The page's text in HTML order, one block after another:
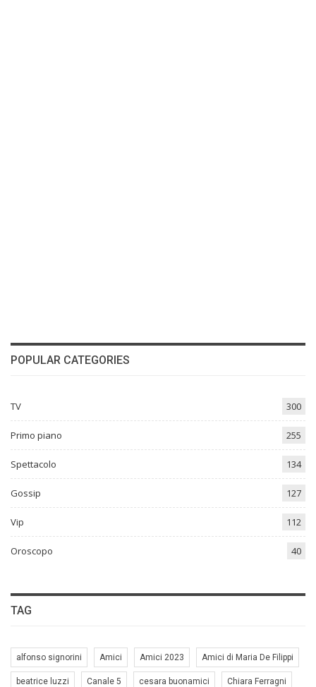
POPULAR CATEGORIES
TV 300
Primo piano 255
Spettacolo 134
Gossip 127
Vip 112
Oroscopo 40
TAG
alfonso signorini Amici Amici 2023 Amici di Maria De Filippi
beatrice luzzi Canale 5 cesara buonamici Chiara Ferragni